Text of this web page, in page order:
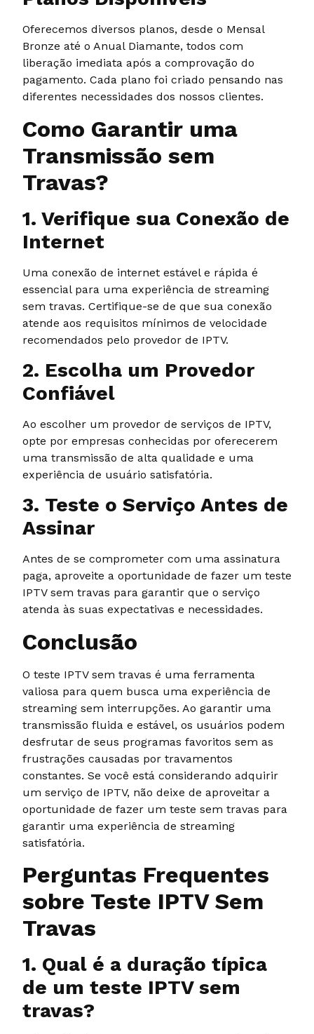
Oferecemos diversos planos, desde o Mensal
Bronze até o Anual Diamante, todos com
liberação imediata após a comprovação do
pagamento. Cada plano foi criado pensando nas
diferentes necessidades dos nossos clientes.
Como Garantir uma
Transmissão sem
Travas?
1. Verifique sua Conexão de
Internet
Uma conexão de internet estável e rápida é
essencial para uma experiência de streaming
sem travas. Certifique-se de que sua conexão
atende aos requisitos mínimos de velocidade
recomendados pelo provedor de IPTV.
2. Escolha um Provedor
Confiável
Ao escolher um provedor de serviços de IPTV,
opte por empresas conhecidas por oferecerem
uma transmissão de alta qualidade e uma
experiência de usuário satisfatória.
3. Teste o Serviço Antes de
Assinar
Antes de se comprometer com uma assinatura
paga, aproveite a oportunidade de fazer um teste
IPTV sem travas para garantir que o serviço
atenda às suas expectativas e necessidades.
Conclusão
O teste IPTV sem travas é uma ferramenta
valiosa para quem busca uma experiência de
streaming sem interrupções. Ao garantir uma
transmissão fluida e estável, os usuários podem
desfrutar de seus programas favoritos sem as
frustrações causadas por travamentos
constantes. Se você está considerando adquirir
um serviço de IPTV, não deixe de aproveitar a
oportunidade de fazer um teste sem travas para
garantir uma experiência de streaming
satisfatória.
Perguntas Frequentes
sobre Teste IPTV Sem
Travas
1. Qual é a duração típica
de um teste IPTV sem
travas?